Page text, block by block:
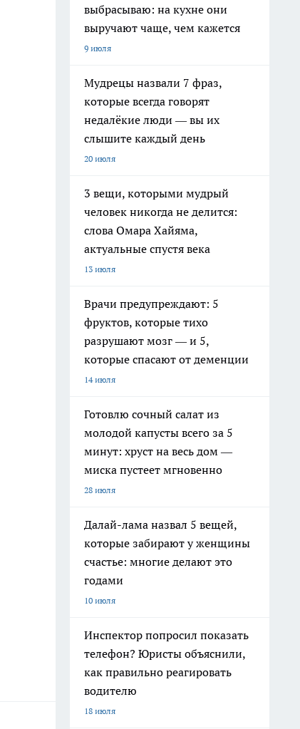
выбрасываю: на кухне они
выручают чаще, чем кажется
9 июля
Мудрецы назвали 7 фраз,
которые всегда говорят
недалёкие люди — вы их
слышите каждый день
20 июля
3 вещи, которыми мудрый
человек никогда не делится:
слова Омара Хайяма,
актуальные спустя века
13 июля
Врачи предупреждают: 5
фруктов, которые тихо
разрушают мозг — и 5,
которые спасают от деменции
14 июля
Готовлю сочный салат из
молодой капусты всего за 5
минут: хруст на весь дом —
миска пустеет мгновенно
28 июля
Далай-лама назвал 5 вещей,
которые забирают у женщины
счастье: многие делают это
годами
10 июля
Инспектор попросил показать
телефон? Юристы объяснили,
как правильно реагировать
водителю
18 июля